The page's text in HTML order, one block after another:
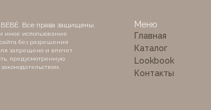
Все права защищены.
иное использование
без разрешения
запрещено и влечет
предусмотренную
Меню
Главная
Каталог
Lookbook
Контакты